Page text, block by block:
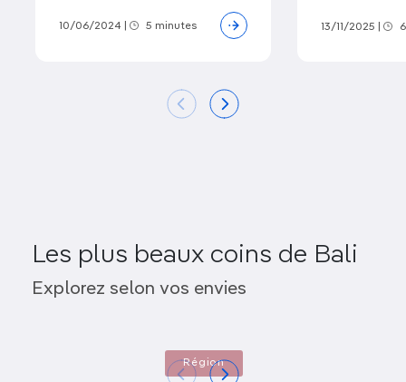
10/06/2024 5 minutes 13/11/2025
Les plus beaux coins de Bali
Explorez selon vos envies
Région
Nusa Ceningan